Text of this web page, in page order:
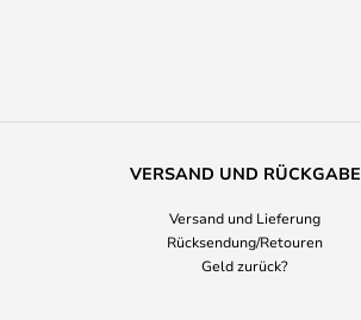
VERSAND UND RÜCKGABE
Versand und Lieferung
Rücksendung/Retouren
Geld zurück?